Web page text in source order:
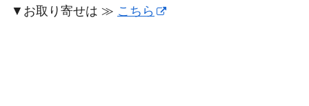
▼お取り寄せは ≫ こちら